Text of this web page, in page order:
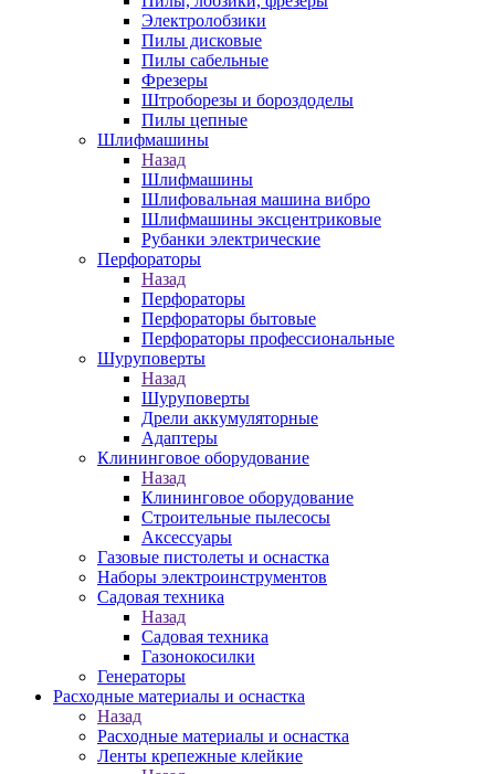
Электролобзики
Пилы дисковые
Пилы сабельные
Фрезеры
Штроборезы и бороздоделы
Пилы цепные
Шлифмашины
Назад
Шлифмашины
Шлифовальная машина вибро
Шлифмашины эксцентриковые
Рубанки электрические
Перфораторы
Назад
Перфораторы
Перфораторы бытовые
Перфораторы профессиональные
Шуруповерты
Назад
Шуруповерты
Дрели аккумуляторные
Адаптеры
Клининговое оборудование
Назад
Клининговое оборудование
Строительные пылесосы
Аксессуары
Газовые пистолеты и оснастка
Наборы электроинструментов
Садовая техника
Назад
Садовая техника
Газонокосилки
Генераторы
Расходные материалы и оснастка
Назад
Расходные материалы и оснастка
Ленты крепежные клейкие